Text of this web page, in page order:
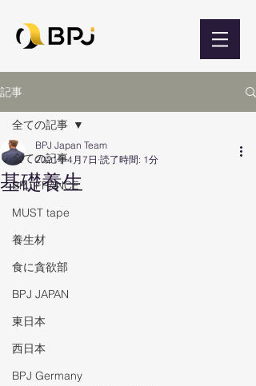
記事
全ての記事
BPJ FRANCE
MUST tape
養生材
食に貪欲部
BPJ JAPAN
東日本
西日本
BPJ Germany
全ての記事
基礎養生
BPJ Japan Team
2021年4月7日 読了時間: 1分